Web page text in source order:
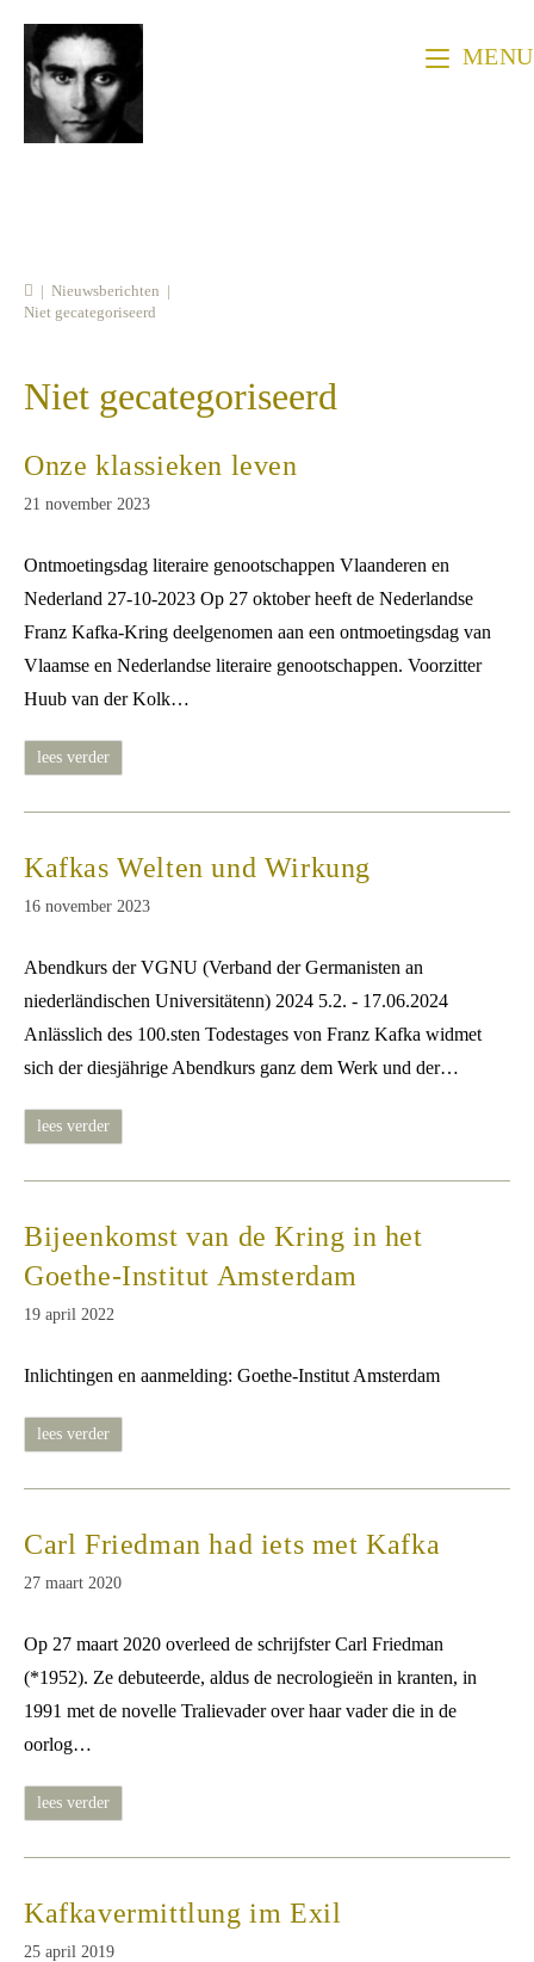
inhoud
MENU
Niet gecategoriseerd
| Nieuwsberichten |
Niet gecategoriseerd
Onze klassieken leven
Bericht
21 november 2023
Ontmoetingsdag literaire genootschappen Vlaanderen en
Nederland 27-10-2023 Op 27 oktober heeft de Nederlandse
Franz Kafka-Kring deelgenomen aan een ontmoetingsdag van
Vlaamse en Nederlandse literaire genootschappen. Voorzitter
Huub van der Kolk…
lees verderonze
klassieken
Kafkas Welten und Wirkung
Bericht
16 november 2023
Abendkurs der VGNU (Verband der Germanisten an
niederländischen Uni­versitätenn) 2024 5.2. - 17.06.2024
Anlässlich des 100.sten Todestages von Franz Kafka widmet
sich der diesjährige Abendkurs ganz dem Werk und der…
lees verderkafkas
welten
Bijeenkomst van de Kring in het
Goethe-Institut Amsterdam
Bericht
19 april 2022
Inlichtingen en aanmelding: Goethe-Institut Amsterdam
lees verderbijeenkomst
van
goethe-
institut
Carl Friedman had iets met Kafka
Bericht
27 maart 2020
Op 27 maart 2020 overleed de schrijfster Carl Friedman
(*1952). Ze debuteerde, aldus de necrologieën in kranten, in
1991 met de novelle Tralievader over haar vader die in de
oorlog…
lees verdercarl
friedman
Kafkavermittlung im Exil
Bericht
25 april 2019